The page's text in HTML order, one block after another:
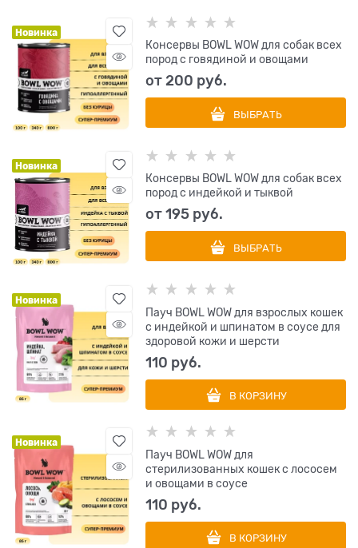
Новинка
Консервы BOWL WOW для собак всех
пород с говядиной и овощами
от200 руб.
ВЫБРАТЬ
Новинка
Консервы BOWL WOW для собак всех
пород с индейкой и тыквой
от195 руб.
ВЫБРАТЬ
Новинка
Пауч BOWL WOW для взрослых кошек
с индейкой и шпинатом в соусе для
здоровой кожи и шерсти
110 руб.
В КОРЗИНУ
Новинка
Пауч BOWL WOW для
стерилизованных кошек с лососем
и овощами в соусе
110 руб.
В КОРЗИНУ